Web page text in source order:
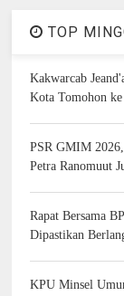
TOP
Kakwarcab
Kota Tomohon
PSR GMIM
Petra Ranomuut
Rapat Bersama
Dipastikan
KPU Minsel